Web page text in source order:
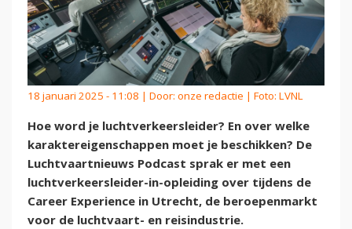
18 januari 2025 - 11:08 | Door: onze redactie | Foto: LVNL
Hoe word je luchtverkeersleider? En over welke
karaktereigenschappen moet je beschikken? De
Luchtvaartnieuws Podcast sprak er met een
luchtverkeersleider-in-opleiding over tijdens de
Career Experience in Utrecht, de beroepenmarkt
voor de luchtvaart- en reisindustrie.